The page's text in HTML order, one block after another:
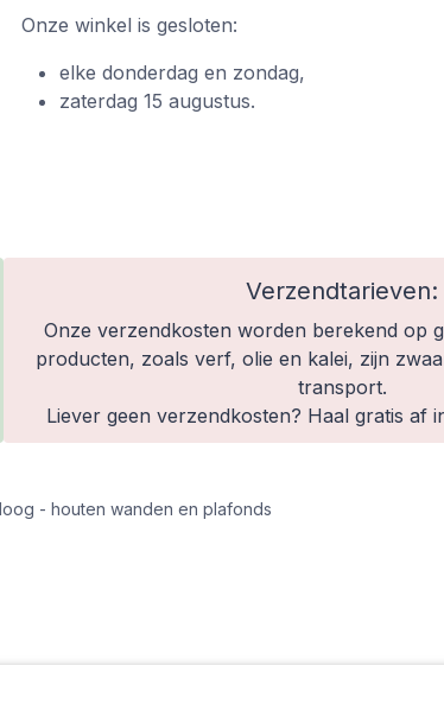
Onze winkel is gesloten:
elke donderdag en zondag,
zaterdag 15 augustus.
Verzendtarieven:
Onze verzendkosten worden berekend op
producten, zoals verf, olie en kalei, zijn
transport.
Liever geen verzendkosten? Haal gratis af
- houten wanden en plafonds